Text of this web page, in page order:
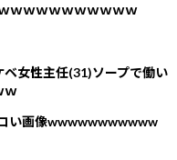
ｗｗｗｗｗｗｗｗｗｗ
女性主任(31)ソープで働い
ｗ
い画像wwwwwwwwwww